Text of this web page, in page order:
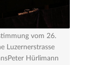
vom 26.
Luzernerstrasse
Hürlimann